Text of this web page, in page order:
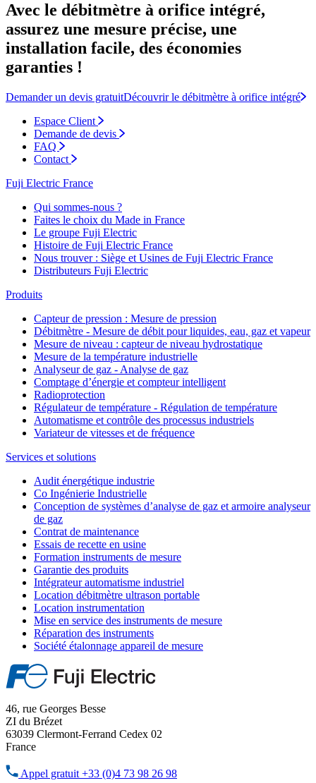
Avec le débitmètre à orifice intégré,
assurez une mesure précise, une
installation facile, des économies
garanties !
Demander un devis gratuitDécouvrir le débitmètre à orifice intégré
Espace Client
Demande de devis
FAQ
Contact
Fuji Electric France
Qui sommes-nous ?
Faites le choix du Made in France
Le groupe Fuji Electric
Histoire de Fuji Electric France
Nous trouver : Siège et Usines de Fuji Electric France
Distributeurs Fuji Electric
Produits
Capteur de pression : Mesure de pression
Débitmètre - Mesure de débit pour liquides, eau, gaz et vapeur
Mesure de niveau : capteur de niveau hydrostatique
Mesure de la température industrielle
Analyseur de gaz - Analyse de gaz
Comptage d’énergie et compteur intelligent
Radioprotection
Régulateur de température - Régulation de température
Automatisme et contrôle des processus industriels
Variateur de vitesses et de fréquence
Services et solutions
Audit énergétique industrie
Co Ingénierie Industrielle
Conception de systèmes d’analyse de gaz et armoire analyseur
de gaz
Contrat de maintenance
Essais de recette en usine
Formation instruments de mesure
Garantie des produits
Intégrateur automatisme industriel
Location débitmètre ultrason portable
Location instrumentation
Mise en service des instruments de mesure
Réparation des instruments
Société étalonnage appareil de mesure
46, rue Georges Besse
ZI du Brézet
63039 Clermont-Ferrand Cedex 02
France
Appel gratuit +33 (0)4 73 98 26 98